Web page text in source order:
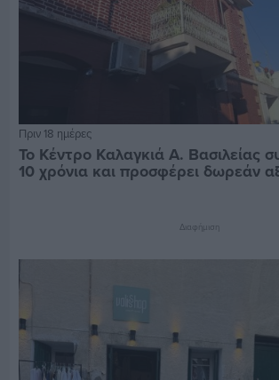
Πριν 18 ημέρες
Το Κέντρο Καλαγκιά Α. Βασιλείας
10 χρόνια και προσφέρει δωρεάν
Διαφήμιση